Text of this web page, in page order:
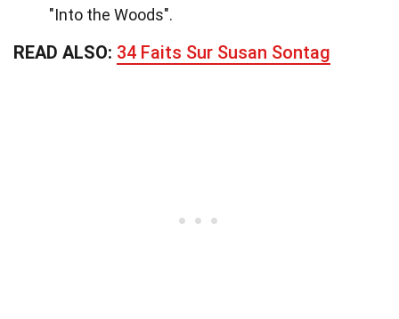
"Into the Woods".
READ ALSO: 34 Faits Sur Susan Sontag